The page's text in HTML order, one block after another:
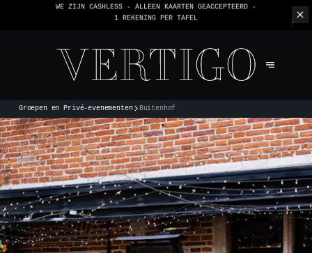
WE ZIJN CASHLESS - ALLEEN KAARTEN GEACCEPTEERD -
1 REKENING PER TAFEL
Groepen en Privé-evenementen Buitenhof